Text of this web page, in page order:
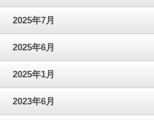
い
質
問
合
わ
せ
2025年7月
2025年6月
2025年1月
2023年6月